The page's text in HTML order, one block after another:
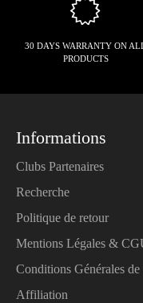
30 DAYS WARRANTY ON
PRODUCTS
Informations
Clubs Partenaires
Recherche
Politique de retour
Mentions Légales &
Conditions Générales de
Affiliation